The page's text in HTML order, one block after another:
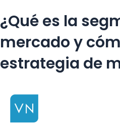
¿Qué es la
mercado y
estrategia de